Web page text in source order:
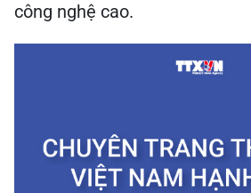
công nghệ cao.